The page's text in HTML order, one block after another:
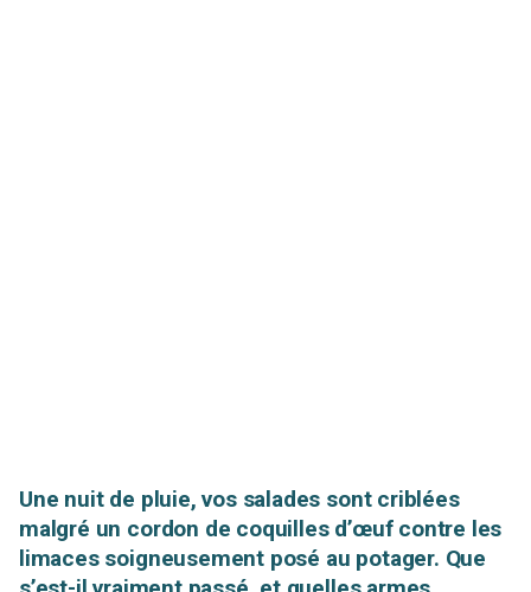
Une nuit de pluie, vos salades sont criblées
malgré un cordon de coquilles d’œuf contre les
limaces soigneusement posé au potager. Que